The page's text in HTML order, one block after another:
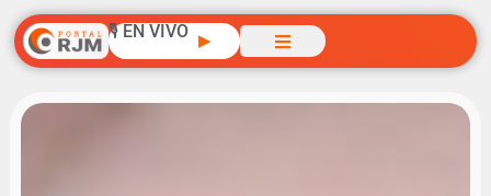
🎙️ EN VIVO ▶